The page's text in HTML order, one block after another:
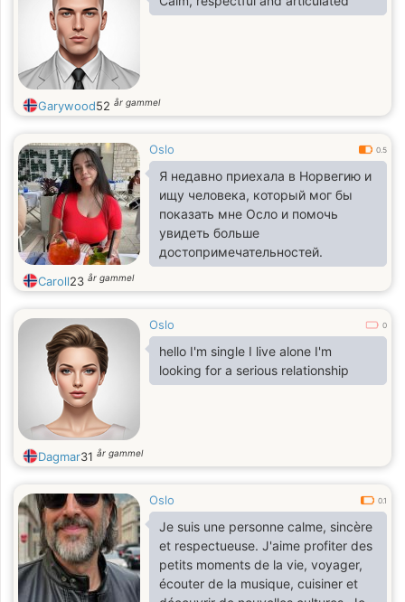
Garywood52 år gammel
Oslo 0.5
Я недавно приехала в Норвегию и
ищу человека, который мог бы
показать мне Осло и помочь
увидеть больше
достопримечательностей.
Caroll23 år gammel
Oslo 0
hello I'm single I live alone I'm
looking for a serious relationship
Dagmar31 år gammel
Oslo 0.1
Je suis une personne calme, sincère
et respectueuse. J'aime profiter des
petits moments de la vie, voyager,
écouter de la musique, cuisiner et